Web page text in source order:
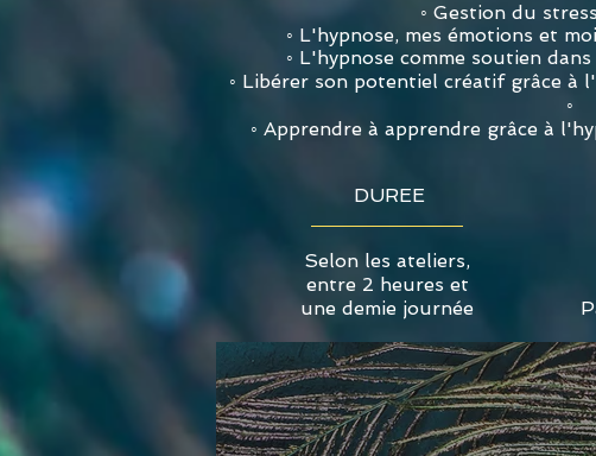
◦ Gestion du
◦ L'hypnose, mes émotions et moi
◦ L'hypnose comme soutien
◦ Libérer son potentiel créatif grâce à
◦
◦ Apprendre à apprendre grâce à
DUREE
Selon les ateliers,
entre 2 heures et
une demie journée